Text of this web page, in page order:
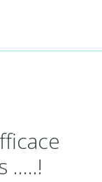
…..!